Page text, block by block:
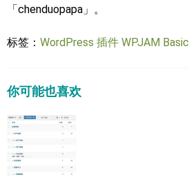
「chenduopapa」。
标签： WordPress 插件 WPJAM Basic
你可能也喜欢